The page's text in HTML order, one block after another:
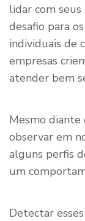
lidar com
desafio para
individuais de
empresas
atender bem
Mesmo diante
observar em
alguns perfis
um
Detectar